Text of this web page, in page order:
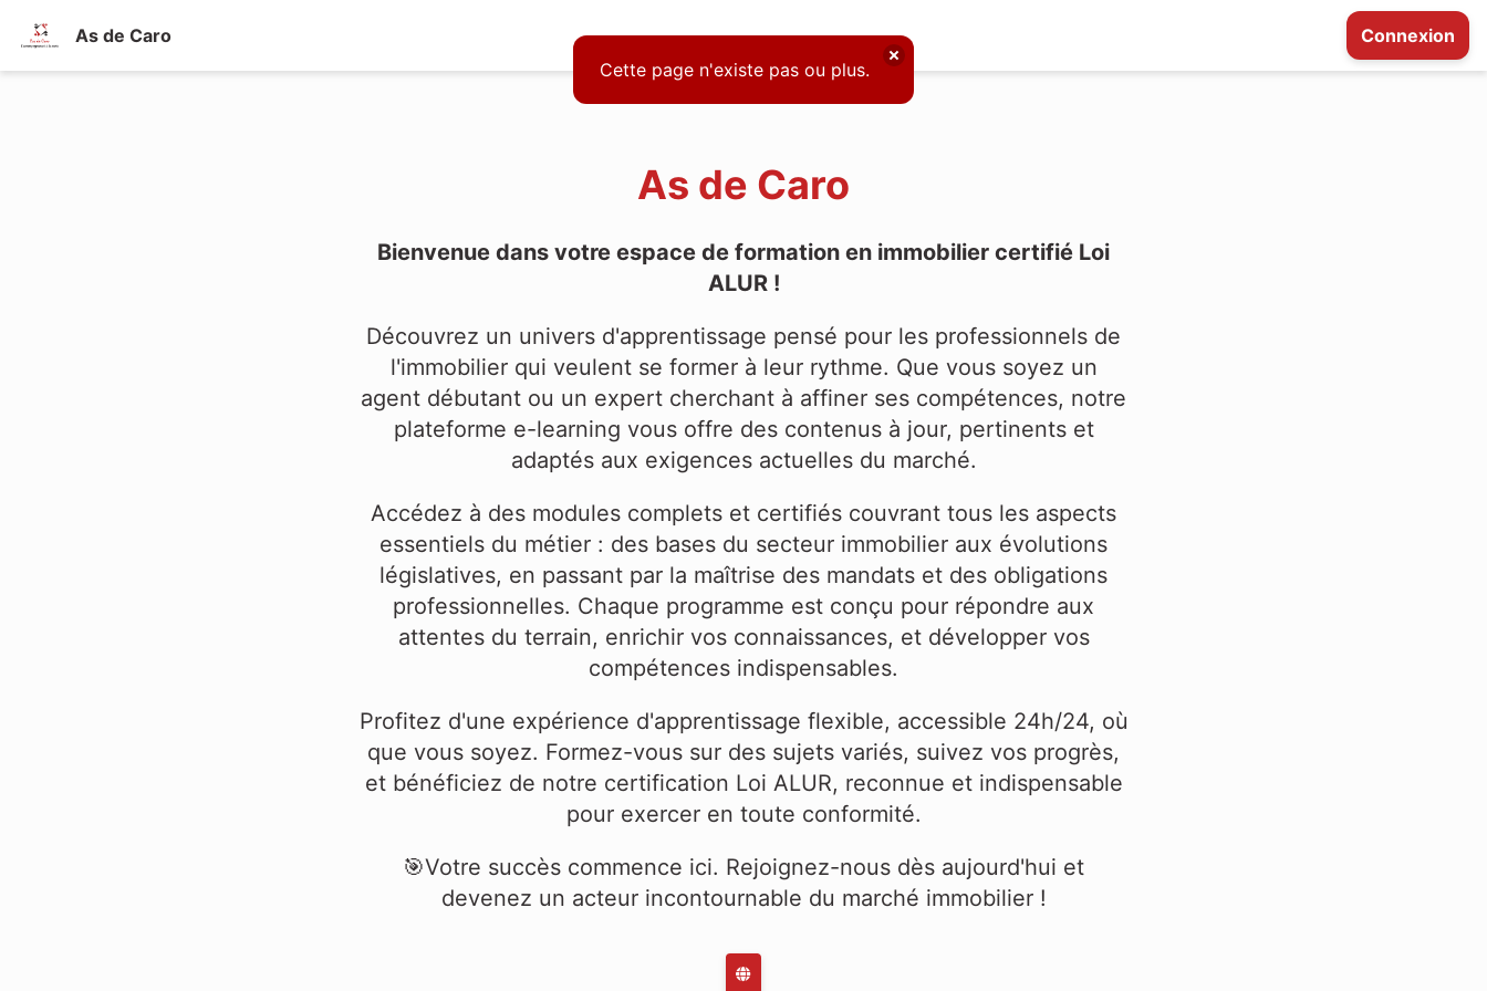
As de Caro Connexion
As de Caro
Bienvenue dans votre espace de formation en immobilier certifié Loi
ALUR !
Découvrez un univers d'apprentissage pensé pour les professionnels de
l'immobilier qui veulent se former à leur rythme. Que vous soyez un
agent débutant ou un expert cherchant à affiner ses compétences, notre
plateforme e-learning vous offre des contenus à jour, pertinents et
adaptés aux exigences actuelles du marché.
Accédez à des modules complets et certifiés couvrant tous les aspects
essentiels du métier : des bases du secteur immobilier aux évolutions
législatives, en passant par la maîtrise des mandats et des obligations
professionnelles. Chaque programme est conçu pour répondre aux
attentes du terrain, enrichir vos connaissances, et développer vos
compétences indispensables.
Profitez d'une expérience d'apprentissage flexible, accessible 24h/24, où
que vous soyez. Formez-vous sur des sujets variés, suivez vos progrès,
et bénéficiez de notre certification Loi ALUR, reconnue et indispensable
pour exercer en toute conformité.
🎯Votre succès commence ici. Rejoignez-nous dès aujourd'hui et
devenez un acteur incontournable du marché immobilier !
Cette page n'existe pas ou plus.